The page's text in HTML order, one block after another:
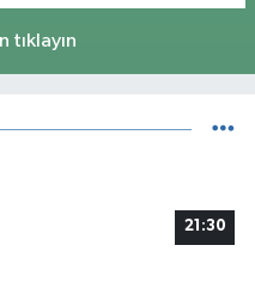
tıklayın
21:30